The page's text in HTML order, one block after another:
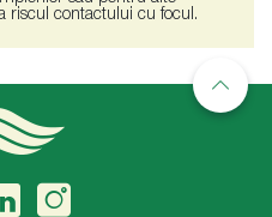
riscul contactului cu focul.